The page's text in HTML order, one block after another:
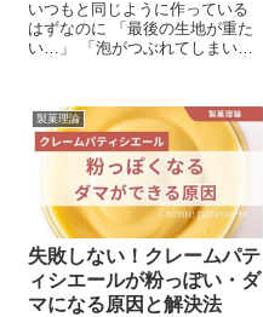
いつもと同じように作っている
はずなのに 「最後の生地が重た
い…」 「泡がつぶれてしまい、
ンジ生地）を仕込むと、こんな
悩みはありませんか？ クリスマ
スやイベントシーズンが近づく
と、 お菓子屋さんなどでは、ジ
ェノワーズを大量に仕込む機会
が増えます。 パートで入った
ら、1台分の仕込みとは勝手が違
って 戸惑っている、という方
へ、 大量仕込仕込みのジェノワ
ーズで失敗しないポイントをお
伝えします。
製菓理論
失敗しない！クレームパテ
ィシエールが粉っぽい・ダ
マになる原因と解決法